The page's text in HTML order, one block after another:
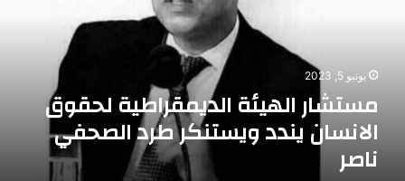
الصحفييونيو 5, 2023
مستشار الهيئة الديمقراطية لحقوق
الانسان يندد ويستنكر طرد الصحفي
ناصر